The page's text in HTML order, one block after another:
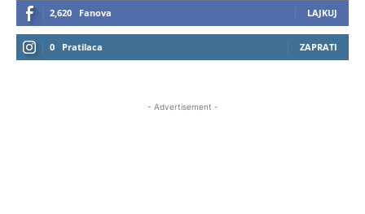
2,620 Fanova LAJKUJ
0 Pratilaca ZAPRATI
- Advertisement -